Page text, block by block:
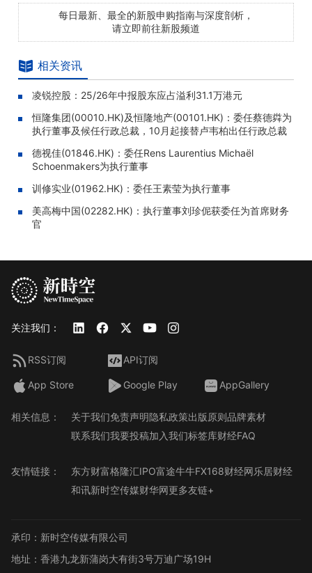
每日最新、最全的新股申购指南与深度剖析，
请立即前往新股频道
相关资讯
凌锐控股：25/26年中报股东应占溢利31.1万港元
恒隆集团(00010.HK)及恒隆地产(00101.HK)：委任蔡德粦为
执行董事及候任行政总裁，10月起接替卢韦柏出任行政总裁
德视佳(01846.HK)：委任Rens Laurentius Michaël
Schoenmakers为执行董事
训修实业(01962.HK)：委任王素莹为执行董事
美高梅中国(02282.HK)：执行董事刘珍伲获委任为首席财务
官
关注我们：
RSS订阅 API订阅
App Store Google Play AppGallery
相关信息： 关于我们免责声明隐私政策出版原则品牌素材
联系我们我要投稿加入我们标签库财经FAQ
友情链接： 东方财富格隆汇IPO富途牛牛FX168财经网乐居财经
和讯新时空传媒财华网更多友链+
承印：新时空传媒有限公司
地址：香港九龙新蒲岗大有街3号万迪广场19H